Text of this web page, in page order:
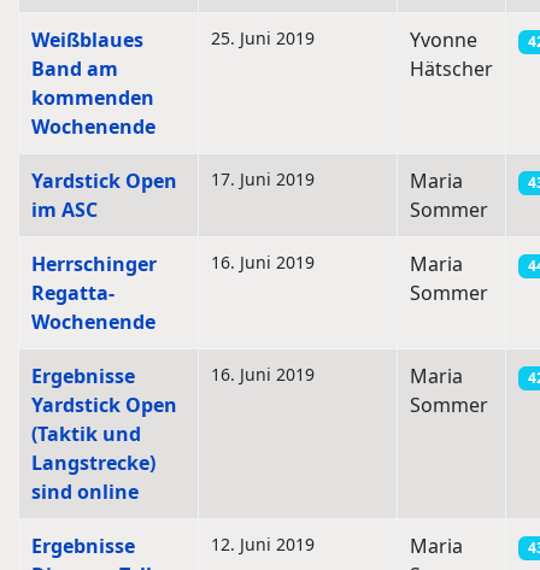
Weißblaues
Band am
kommenden
Wochenende
25. Juni 2019
Yvonne
Hätscher
Yardstick Open
im ASC
17. Juni 2019
Maria
Sommer
Herrschinger
Regatta-
Wochenende
16. Juni 2019
Maria
Sommer
Ergebnisse
Yardstick Open
(Taktik und
Langstrecke)
sind online
16. Juni 2019
Maria
Sommer
Ergebnisse
12. Juni 2019
Maria